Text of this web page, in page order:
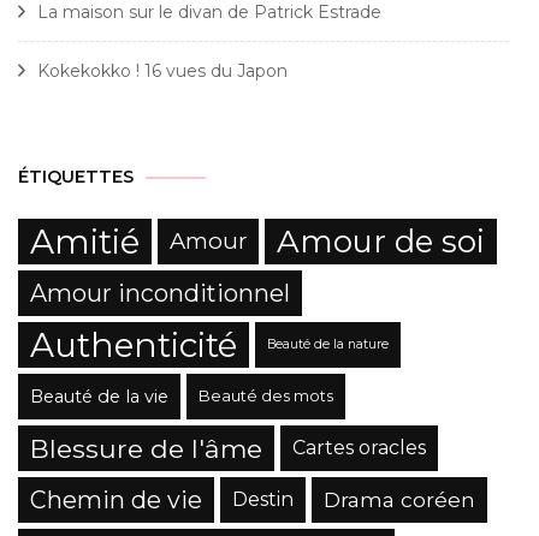
La maison sur le divan de Patrick Estrade
Kokekokko ! 16 vues du Japon
ÉTIQUETTES
Amitié Amour Amour de soi
Amour inconditionnel
Authenticité Beauté de la nature
Beauté de la vie Beauté des mots
Blessure de l'âme Cartes oracles
Chemin de vie Destin Drama coréen